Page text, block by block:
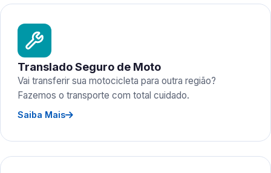
Translado Seguro de Moto
Vai transferir sua motocicleta para outra região?
Fazemos o transporte com total cuidado.
Saiba Mais